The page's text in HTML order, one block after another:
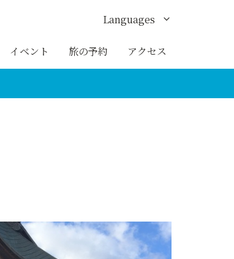
イベント 旅の予約 アクセス
Languages
English